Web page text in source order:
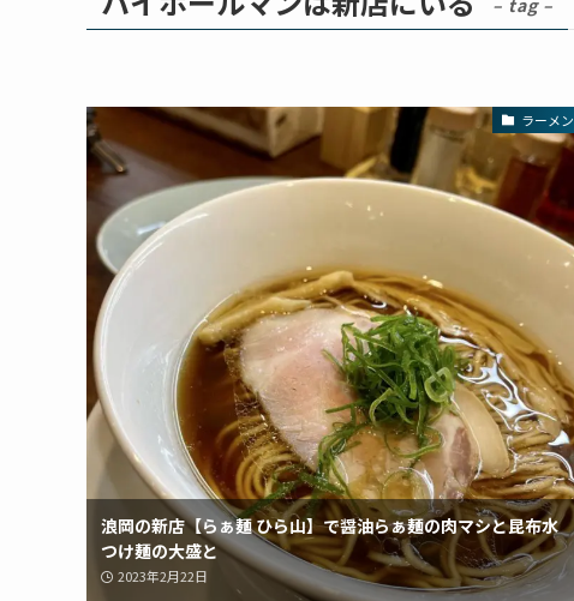
– tag –
ラーメン
浪岡の新店【らぁ麺 ひら山】で醤油らぁ麺の肉マシと昆布水
つけ麺の大盛と
2023年2月22日